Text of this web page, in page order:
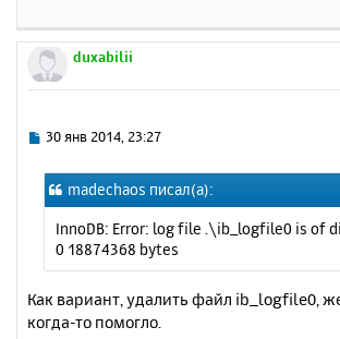
duxabilii
С
о
б
и
е
30 янв 2014, 23:27
madechaos писал(а):
InnoDB: Error: log file .\ib_logfile0 is of
0 18874368 bytes
Как вариант, удалить файл ib_logfile0,
когда-то помогло.